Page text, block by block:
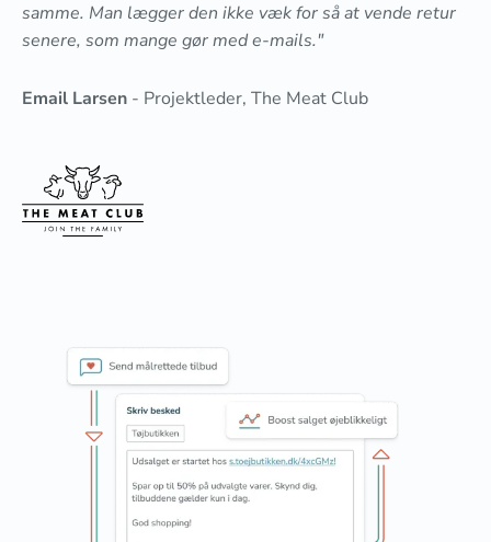
samme. Man lægger den ikke væk for så at vende retur
senere, som mange gør med e-mails."
Email Larsen - Projektleder, The Meat Club